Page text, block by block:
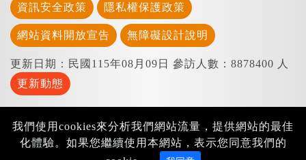
資訊安全政策 隱私權保護政策
網站資料開放宣告 無障礙設計說明
更新日期：民國115年08月09日 參訪人數：8878400 人
更新動態
我們使用cookies來分析我們網站流量，提供網站的最佳
化體驗。如果您繼續使用本網站，表示您同意我們的